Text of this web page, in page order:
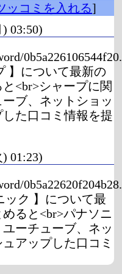
ッコミを入れる]
03:50)
】について最新の
<br>シャープに関
ブ、ネットショッ
た口コミ情報を提
01:23)
ック 】について最
ると<br>パナソニ
ーチューブ、ネッ
アップした口コミ